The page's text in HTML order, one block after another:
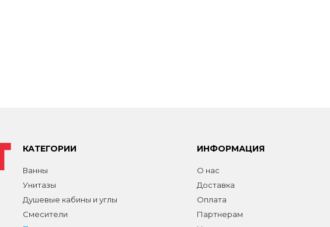
КАТЕГОРИИ
Ванны
Унитазы
Душевые кабины и углы
Смесители
ИНФОРМАЦИЯ
О нас
Доставка
Оплата
Партнерам